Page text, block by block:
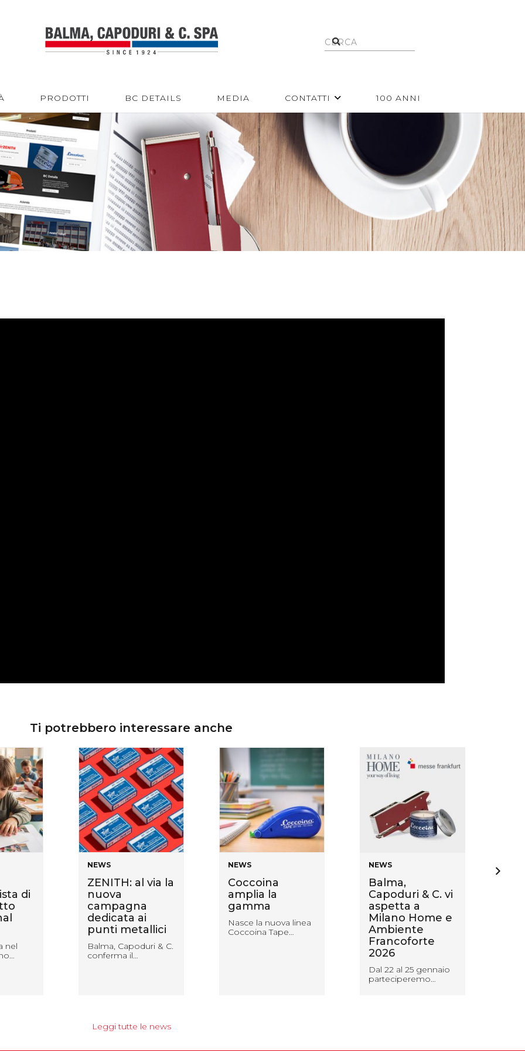
PRODOTTI BC DETAILS MEDIA CONTATTI 100 ANNI
Ti potrebbero interessare anche
di
nel
NEWS
ZENITH: al via la
nuova
campagna
dedicata ai
punti metallici
Balma, Capoduri & C.
conferma il…
NEWS
Coccoina
amplia la
gamma
Nasce la nuova linea
Coccoina Tape…
NEWS
Balma,
Capoduri & C. vi
aspetta a
Milano Home e
Ambiente
Francoforte
2026
Dal 22 al 25 gennaio
parteciperemo…
Leggi tutte le news